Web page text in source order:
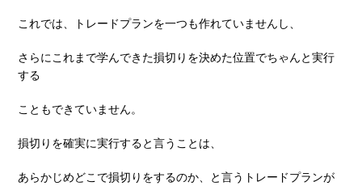
これでは、トレードプランを⼀つも作れていませんし、
さらにこれまで学んできた損切りを決めた位置でちゃんと実⾏
する
こともできていません。
損切りを確実に実⾏すると⾔うことは、
あらかじめどこで損切りをするのか、と⾔うトレードプランが